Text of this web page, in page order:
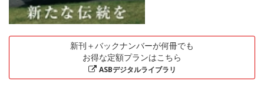
新刊＋バックナンバーが何冊でも
お得な定額プランはこちら
ASBデジタルライブラリ